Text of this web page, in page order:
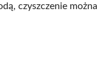
czyszczenie można